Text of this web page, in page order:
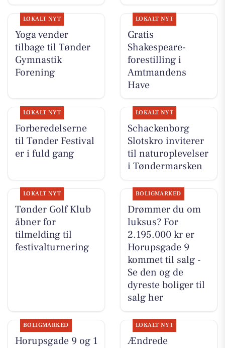
LOKALT NYT
Yoga vender
tilbage til Tønder
Gymnastik
Forening
LOKALT NYT
Gratis
Shakespeare-
forestilling i
Amtmandens
Have
LOKALT NYT
Forberedelserne
til Tønder Festival
er i fuld gang
LOKALT NYT
Schackenborg
Slotskro inviterer
til naturoplevelser
i Tøndermarsken
LOKALT NYT
Tønder Golf Klub
åbner for
tilmelding til
festivalturnering
BOLIGMARKED
Drømmer du om
luksus? For
2.195.000 kr er
Horupsgade 9
kommet til salg -
Se den og de
dyreste boliger til
salg her
BOLIGMARKED
Horupsgade 9 og 1
LOKALT NYT
Ændrede